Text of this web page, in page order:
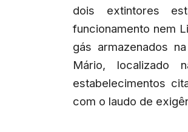
dois extintores
funcionamento nem
gás armazenados
Mário, localizado
estabelecimentos
com o laudo de